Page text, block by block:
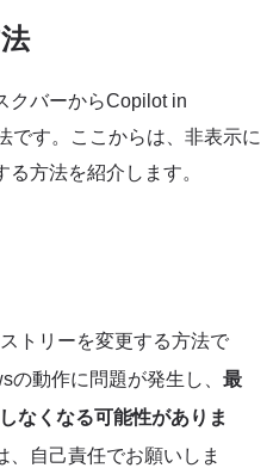
クバーからCopilot in
です。ここからは、非表示に
方法を紹介します。
トリーを変更する方法で
動作に問題が発生し、 最
なくなる可能性がありま
、自己責任でお願いしま